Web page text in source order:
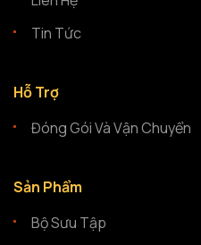
Tin Tức
Hỗ Trợ
Đóng Gói Và Vận Chuyển
Sản Phẩm
Bộ Sưu Tập